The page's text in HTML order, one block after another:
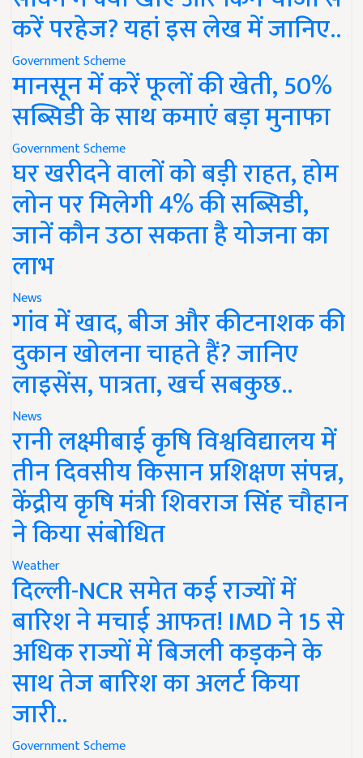
करें परहेज? यहां इस लेख में जानिए..
Government Scheme
मानसून में करें फूलों की खेती, 50%
सब्सिडी के साथ कमाएं बड़ा मुनाफा
Government Scheme
घर खरीदने वालों को बड़ी राहत, होम
लोन पर मिलेगी 4% की सब्सिडी,
जानें कौन उठा सकता है योजना का
लाभ
News
गांव में खाद, बीज और कीटनाशक की
दुकान खोलना चाहते हैं? जानिए
लाइसेंस, पात्रता, खर्च सबकुछ..
News
रानी लक्ष्मीबाई कृषि विश्वविद्यालय में
तीन दिवसीय किसान प्रशिक्षण संपन्न,
केंद्रीय कृषि मंत्री शिवराज सिंह चौहान
ने किया संबोधित
Weather
दिल्ली-NCR समेत कई राज्यों में
बारिश ने मचाई आफत! IMD ने 15 से
अधिक राज्यों में बिजली कड़कने के
साथ तेज बारिश का अलर्ट किया
जारी..
Government Scheme